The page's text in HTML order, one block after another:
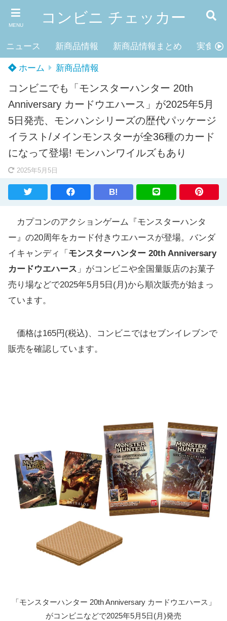
MENU コンビニ チェッカー
ニュース 新商品情報 新商品情報まとめ 実食レ
ホーム 新商品情報
コンビニでも「モンスターハンター 20th
Anniversary カードウエハース」が2025年5月
5日発売、モンハンシリーズの歴代パッケージ
イラスト/メインモンスターが全36種のカード
になって登場! モンハンワイルズもあり
2025年5月5日
B!
カプコンのアクションゲーム『モンスターハンタ
ー』の20周年をカード付きウエハースが登場。バンダ
イキャンディ「 モンスターハンター 20th Anniversary
カードウエハース 」がコンビニや全国量販店のお菓子
売り場などで2025年5月5日(月)から順次販売が始まっ
ています。
価格は165円(税込)、コンビニではセブンイレブンで
販売を確認しています。
「モンスターハンター 20th Anniversary カードウエハース」
がコンビニなどで2025年5月5日(月)発売